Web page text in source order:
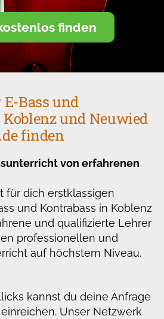
finden
Bass und
und Neuwied
finden
von erfahrenen
für dich erstklassigen
und Kontrabass in Koblenz
und qualifizierte Lehrer
professionellen und
auf höchstem Niveau.
kannst du deine Anfrage
Unser Netzwerk